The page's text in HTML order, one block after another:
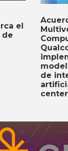
el
de
de